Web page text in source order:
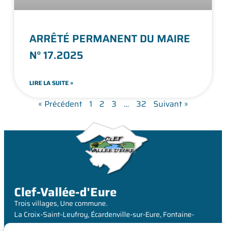
ARRÊTÉ PERMANENT DU MAIRE
N° 17.2025
LIRE LA SUITE »
« Précédent 1 2 3 … 32 Suivant »
Clef-Vallée-d'Eure
Trois villages, Une commune.
La Croix-Saint-Leufroy, Écardenville-sur-Eure, Fontaine-
Heudebourg